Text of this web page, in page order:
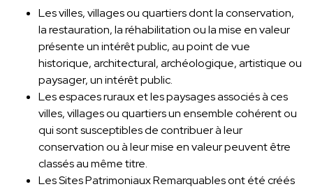
Les villes, villages ou quartiers dont la conservation,
la restauration, la réhabilitation ou la mise en valeur
présente un intérêt public, au point de vue
historique, architectural, archéologique, artistique ou
paysager, un intérêt public.
Les espaces ruraux et les paysages associés à ces
villes, villages ou quartiers un ensemble cohérent ou
qui sont susceptibles de contribuer à leur
conservation ou à leur mise en valeur peuvent être
classés au même titre.
Les Sites Patrimoniaux Remarquables ont été créés